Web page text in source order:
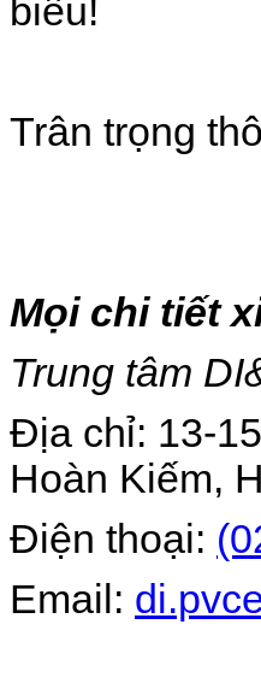
biểu!
Trân trọng
Mọi chi tiết
Trung tâm
Địa chỉ: 13-
Hoàn Kiếm,
Điện thoại:
Email: